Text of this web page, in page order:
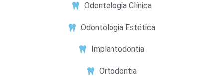
Odontologia Clínica
Odontologia Estética
Implantodontia
Ortodontia